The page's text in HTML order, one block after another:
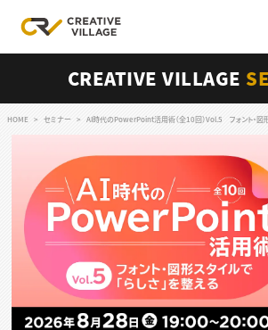
ログイン
RECRUIT
クリエイター求人を探す
CREATIVE JOB求人検索
特集求人
採用説明会
転職支援サービス
CONTENTS
CREATIVE VILLAGE
HOME セミナー AI時代のPowerPoint活用術（全10回）Vol.5 フォント・図形